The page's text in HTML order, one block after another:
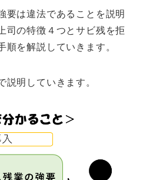
要は違法であることを説明
司の特徴４つとサビ残を拒
順を解説していきます。
説明していきます。